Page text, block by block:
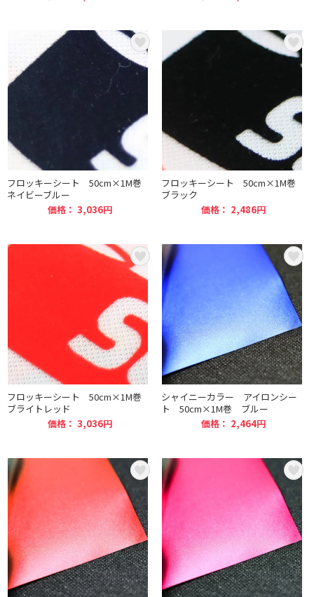
フロッキーシート 50cm×1M巻
ネイビーブルー
価格： 3,036円
フロッキーシート 50cm×1M巻
ブラック
価格： 2,486円
フロッキーシート 50cm×1M巻
ブライトレッド
価格： 3,036円
シャイニーカラー アイロンシー
ト 50cm×1M巻 ブルー
価格： 2,464円